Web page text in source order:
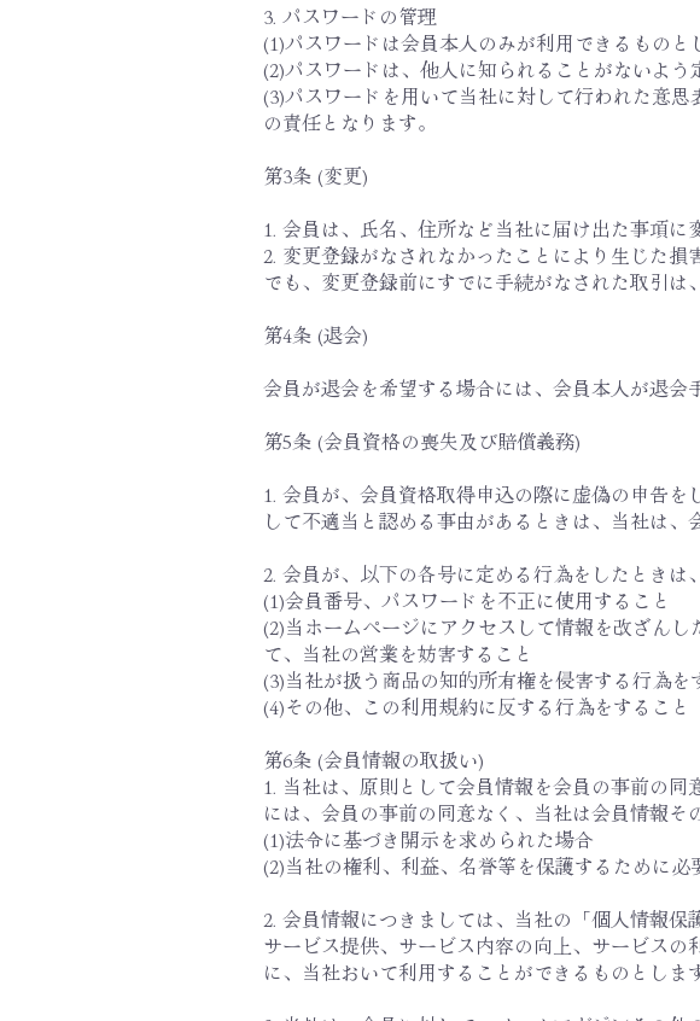
3. パスワードの管理
(1)パスワードは会員本人のみが利用できるもの
(2)パスワードは、他人に知られることがないよ
(3)パスワードを用いて当社に対して行われた意
の責任となります。
第3条 (変更)
1. 会員は、氏名、住所など当社に届け出た事項に
2. 変更登録がなされなかったことにより生じた
でも、変更登録前にすでに手続がなされた取引は
第4条 (退会)
会員が退会を希望する場合には、会員本人が退会
第5条 (会員資格の喪失及び賠償義務)
1. 会員が、会員資格取得申込の際に虚偽の申告
して不適当と認める事由があるときは、当社は、
2. 会員が、以下の各号に定める行為をしたときは
(1)会員番号、パスワードを不正に使用すること
(2)当ホームページにアクセスして情報を改ざん
て、当社の営業を妨害すること
(3)当社が扱う商品の知的所有権を侵害する行為を
(4)その他、この利用規約に反する行為をすること
第6条 (会員情報の取扱い)
1. 当社は、原則として会員情報を会員の事前の
には、会員の事前の同意なく、当社は会員情報そ
(1)法令に基づき開示を求められた場合
(2)当社の権利、利益、名誉等を保護するために
2. 会員情報につきましては、当社の「個人情報
サービス提供、サービス内容の向上、サービス
に、当社おいて利用することができるものとしま